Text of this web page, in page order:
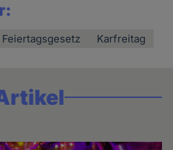
Feiertagsgesetz Karfreitag